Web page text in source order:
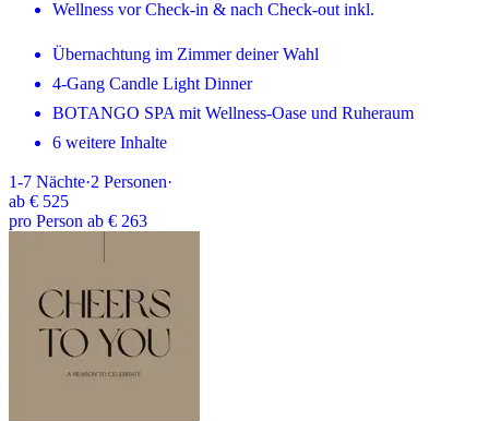
Wellness vor Check-in & nach Check-out inkl.
Übernachtung im Zimmer deiner Wahl
4-Gang Candle Light Dinner
BOTANGO SPA mit Wellness-Oase und Ruheraum
6 weitere Inhalte
1-7 Nächte·2 Personen·
ab € 525
pro Person ab € 263